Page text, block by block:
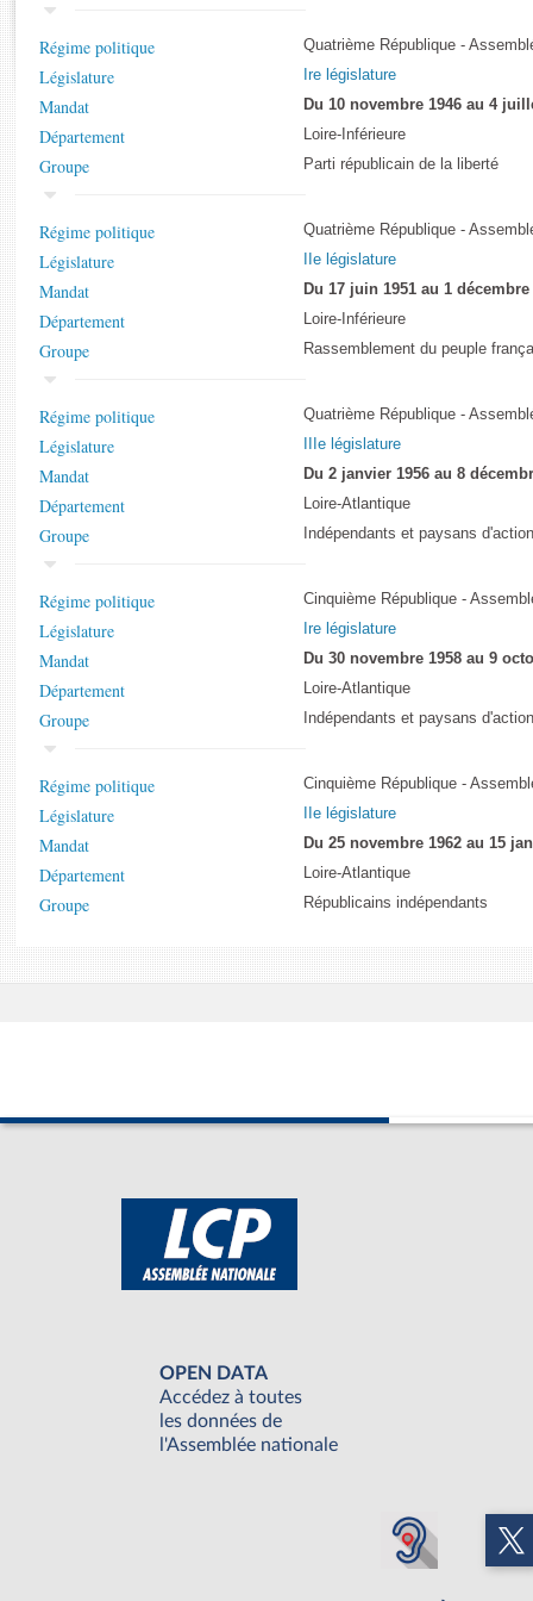
Régime politique Quatrième République -
Législature Ire législature
Mandat Du 10 novembre 1946 au 4
Département Loire-Inférieure
Groupe Parti républicain de la liberté
Régime politique Quatrième République -
Législature IIe législature
Mandat Du 17 juin 1951 au 1 décembre
Département Loire-Inférieure
Groupe Rassemblement du peuple
Régime politique Quatrième République -
Législature IIIe législature
Mandat Du 2 janvier 1956 au 8
Département Loire-Atlantique
Groupe Indépendants et paysans
Régime politique Cinquième République -
Législature Ire législature
Mandat Du 30 novembre 1958 au 9
Département Loire-Atlantique
Groupe Indépendants et paysans
Régime politique Cinquième République -
Législature IIe législature
Mandat Du 25 novembre 1962 au 15
Département Loire-Atlantique
Groupe Républicains indépendants
OPEN DATA
Accédez à toutes
les données de
l'Assemblée nationale